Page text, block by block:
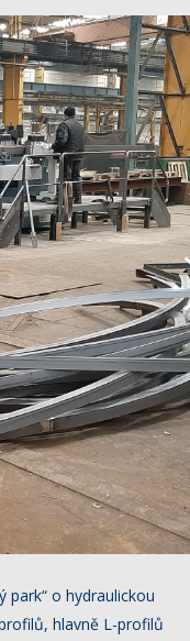
park“ o hydraulickou
hlavně L-profilů